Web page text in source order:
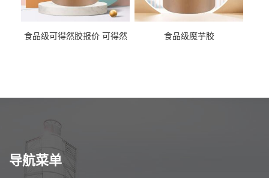
食品级可得然胶报价 可得然
食品级魔芋胶
导航菜单